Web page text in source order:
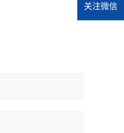
关注微信